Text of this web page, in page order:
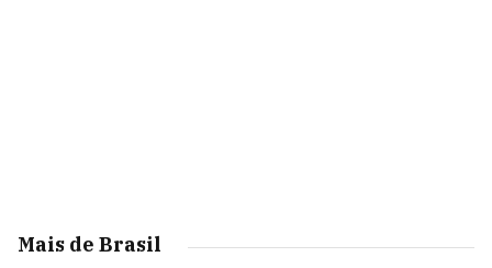
Mais de Brasil